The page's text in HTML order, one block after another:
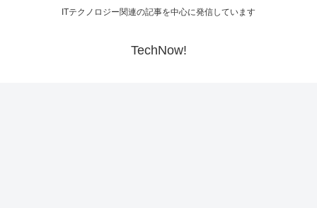
ITテクノロジー関連の記事を中心に発信しています
TechNow!